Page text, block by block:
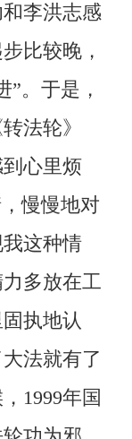
李洪志感
比较晚，
。于是，
法轮》
心里烦
慢慢地对
这种情
多放在工
执地认
法就有了
1999年国